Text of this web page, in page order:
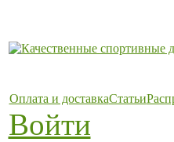
Оплата и доставкаСтатьи
Войти